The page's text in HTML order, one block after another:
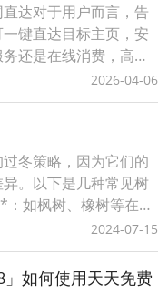
达对于用户而言，告
键直达目标主页，安
还是在线消费，高效
册网站名称作为口令，
流无中间流失，更可
结合后台数据追踪优
际价值。词令以“
2026-04-06
冬策略，因为它们的
。以下是几种常见树
如枫树、橡树等在秋
机制。落叶可以减少水
险。到了冬季，树木
地抵御低温。2. **常
保
2024-07-15
如何使用天天免费